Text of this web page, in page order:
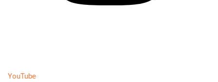
YouTube